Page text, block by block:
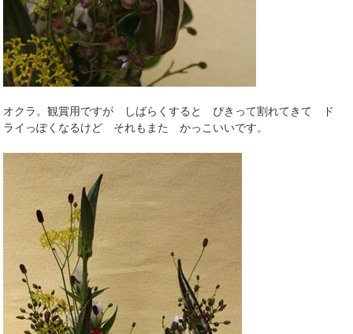
オクラ。観賞用ですが しばらくすると ぴきって割れてきて ド
ライっぽくなるけど それもまた かっこいいです。